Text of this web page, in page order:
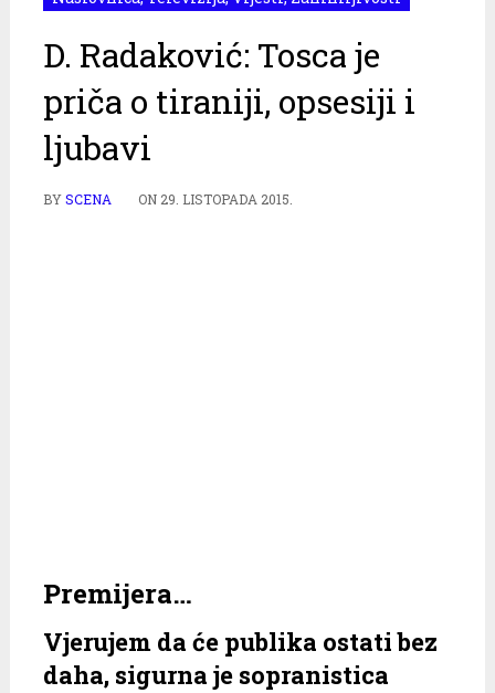
D. Radaković: Tosca je
priča o tiraniji, opsesiji i
ljubavi
BYSCENA ON29. LISTOPADA 2015.
Premijera…
Vjerujem da će publika ostati bez
daha, sigurna je sopranistica